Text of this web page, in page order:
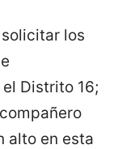
los
Distrito 16;
alto en esta